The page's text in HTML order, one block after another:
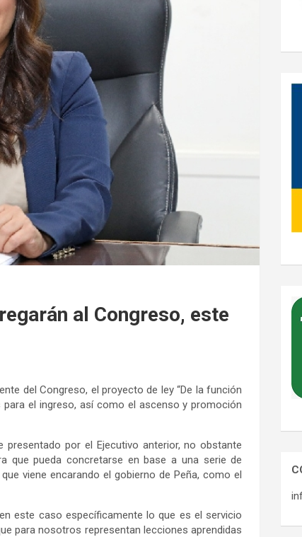
al Congreso, este
del Congreso, el proyecto de ley “De la función
el ingreso, así como el ascenso y promoción
por el Ejecutivo anterior, no obstante
que pueda concretarse en base a una serie de
viene encarando el gobierno de Peña, como el
este caso específicamente lo que es el servicio
para nosotros representan lecciones aprendidas